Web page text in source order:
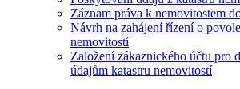
Záznam práva k nemovitostem
Návrh na zahájení řízení o
nemovitostí
Založení zákaznického účtu pro
údajům katastru nemovitostí